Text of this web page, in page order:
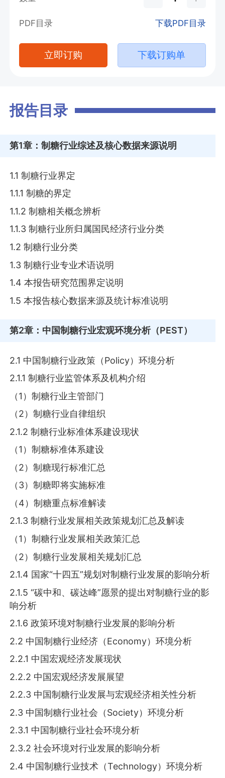
PDF目录 下载PDF目录
立即订购 下载订购单
报告目录
第1章 ：制糖行业综述及核心数据来源说明
1.1 制糖行业界定
1.1.1 制糖的界定
1.1.2 制糖相关概念辨析
1.1.3 制糖行业所归属国民经济行业分类
1.2 制糖行业分类
1.3 制糖行业专业术语说明
1.4 本报告研究范围界定说明
1.5 本报告核心数据来源及统计标准说明
第2章 ：中国制糖行业宏观环境分析（PEST）
2.1 中国制糖行业政策（Policy）环境分析
2.1.1 制糖行业监管体系及机构介绍
（1）制糖行业主管部门
（2）制糖行业自律组织
2.1.2 制糖行业标准体系建设现状
（1）制糖标准体系建设
（2）制糖现行标准汇总
（3）制糖即将实施标准
（4）制糖重点标准解读
2.1.3 制糖行业发展相关政策规划汇总及解读
（1）制糖行业发展相关政策汇总
（2）制糖行业发展相关规划汇总
2.1.4 国家“十四五”规划对制糖行业发展的影响分析
2.1.5 “碳中和、碳达峰”愿景的提出对制糖行业的影
响分析
2.1.6 政策环境对制糖行业发展的影响分析
2.2 中国制糖行业经济（Economy）环境分析
2.2.1 中国宏观经济发展现状
2.2.2 中国宏观经济发展展望
2.2.3 中国制糖行业发展与宏观经济相关性分析
2.3 中国制糖行业社会（Society）环境分析
2.3.1 中国制糖行业社会环境分析
2.3.2 社会环境对行业发展的影响分析
2.4 中国制糖行业技术（Technology）环境分析